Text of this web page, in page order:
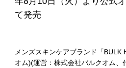
て発売
メンズスキンケアブランド「BULK
オム)(運営：株式会社バルクオム、